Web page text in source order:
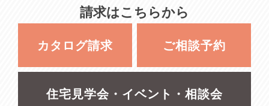
請求はこちらから
カタログ請求 ご相談予約
住宅見学会・イベント・相談会